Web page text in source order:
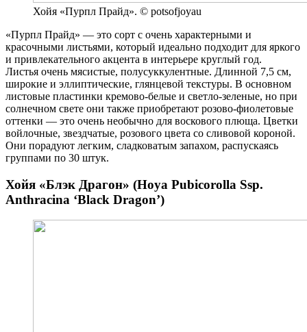
Хойя «Пурпл Прайд». © potsofjoyau
«Пурпл Прайд» — это сорт с очень характерными и
красочными листьями, который идеально подходит для яркого
и привлекательного акцента в интерьере круглый год.
Листья очень мясистые, полусуккулентные. Длинной 7,5 см,
широкие и эллиптические, глянцевой текстуры. В основном
листовые пластинки кремово-белые и светло-зеленые, но при
солнечном свете они также приобретают розово-фиолетовые
оттенки — это очень необычно для воскового плюща. Цветки
войлочные, звездчатые, розового цвета со сливовой короной.
Они порадуют легким, сладковатым запахом, распускаясь
группами по 30 штук.
Хойя «Блэк Драгон» (Hoya Pubicorolla Ssp.
Anthracina ‘Black Dragon’)